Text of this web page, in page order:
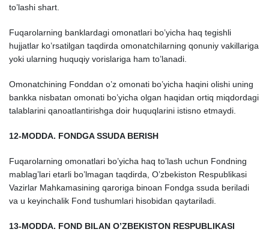
to’lashi shart.
Fuqarolarning banklardagi omonatlari bo’yicha haq tegishli
hujjatlar ko’rsatilgan taqdirda omonatchilarning qonuniy vakillariga
yoki ularning huquqiy vorislariga ham to’lanadi.
Omonatchining Fonddan o’z omonati bo’yicha haqini olishi uning
bankka nisbatan omonati bo’yicha olgan haqidan ortiq miqdordagi
talablarini qanoatlantirishga doir huquqlarini istisno etmaydi.
12-MODDA. FONDGA SSUDA BERISH
Fuqarolarning omonatlari bo’yicha haq to’lash uchun Fondning
mablag’lari etarli bo’lmagan taqdirda, O’zbekiston Respublikasi
Vazirlar Mahkamasining qaroriga binoan Fondga ssuda beriladi
va u keyinchalik Fond tushumlari hisobidan qaytariladi.
13-MODDA. FOND BILAN O’ZBEKISTON RESPUBLIKASI